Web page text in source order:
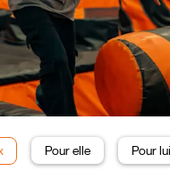
Pour elle Pour lui